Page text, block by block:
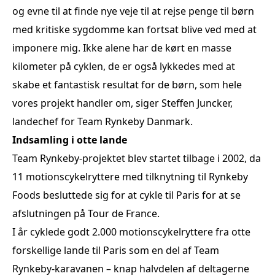
og evne til at finde nye veje til at rejse penge til børn
med kritiske sygdomme kan fortsat blive ved med at
imponere mig. Ikke alene har de kørt en masse
kilometer på cyklen, de er også lykkedes med at
skabe et fantastisk resultat for de børn, som hele
vores projekt handler om, siger Steffen Juncker,
landechef for Team Rynkeby Danmark.
Indsamling i otte lande
Team Rynkeby-projektet blev startet tilbage i 2002, da
11 motionscykelryttere med tilknytning til Rynkeby
Foods besluttede sig for at cykle til Paris for at se
afslutningen på Tour de France.
I år cyklede godt 2.000 motionscykelryttere fra otte
forskellige lande til Paris som en del af Team
Rynkeby-karavanen – knap halvdelen af deltagerne